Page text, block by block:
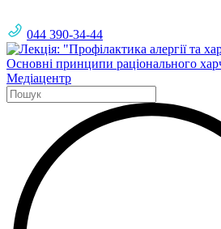
044 390-34-44